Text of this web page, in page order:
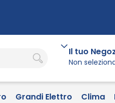
Il tuo
Non
Grandi Elettro Clima